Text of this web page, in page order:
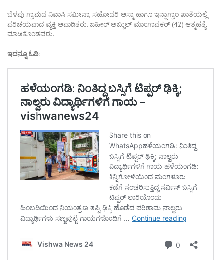
ಬೆಳಪು ಗ್ರಾಮದ ನಿವಾಸಿ ಸಮೀನಾ, ಸಹೋದರಿ ಆಸ್ಮಾ ಹಾಗೂ ಇನ್ನಾಗ್ರಾಂ ಖಾತೆಯಲ್ಲಿ
ಪರಿಚಯವಾದ ವ್ಯಕ್ತಿ ಆಪಾದಿತರು. ಜಹೀರ್ ಅಬ್ದುಲ್ ಮಾಂಗಾವಕರ್ (42) ಆತ್ಮಹತ್ಯೆ
ಮಾಡಿಕೊಂಡವರು.
ಇದನ್ನೂ ಓದಿ: